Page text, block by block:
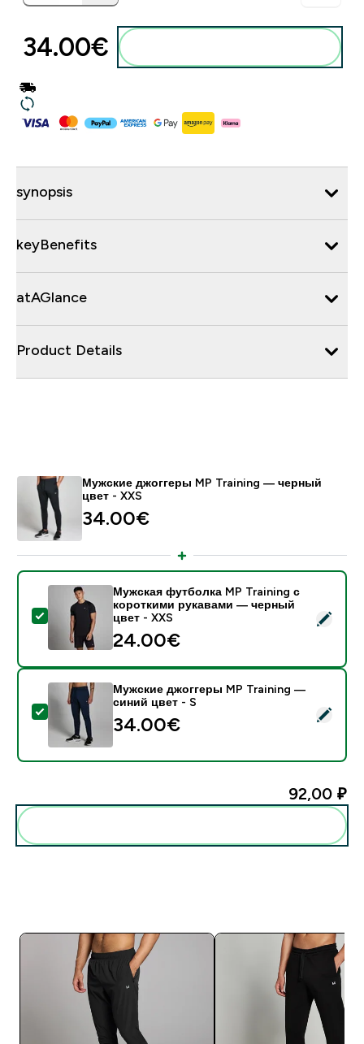
34.00€‎
synopsis
keyBenefits
atAGlance
Product Details
Мужские джоггеры MP Training — черный
цвет - XXS
34.00€‎
- Мужская футболка MP Training с короткими
Мужская футболка MP Training с
короткими рукавами — черный
цвет - XXS
24.00€‎
- Мужские джоггеры MP Training — синий цвет - S
Мужские джоггеры MP Training —
синий цвет - S
34.00€‎
92,00 ₽‎